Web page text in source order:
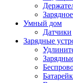
Умный дом
Датчики
Зарядные